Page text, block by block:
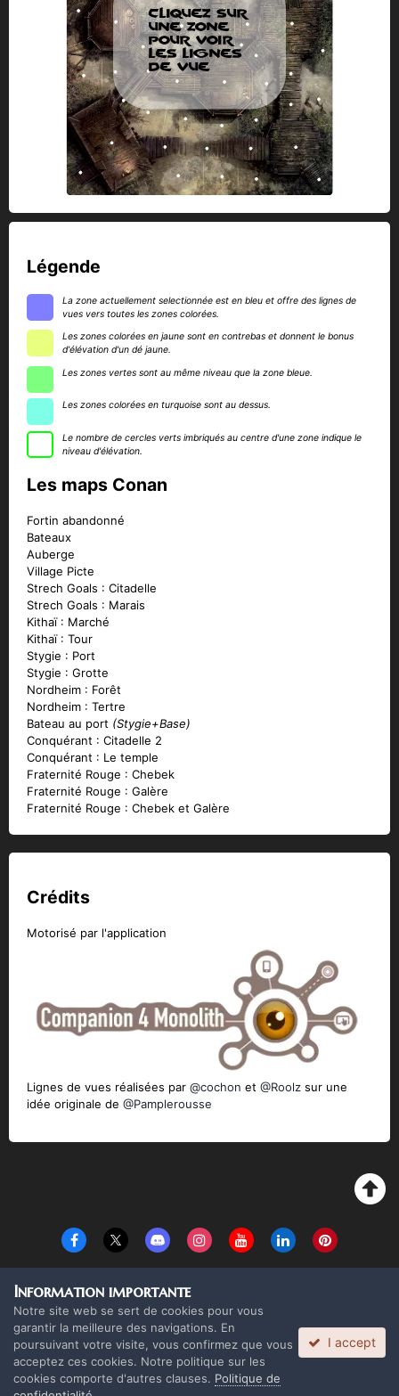
Légende
La zone actuellement selectionnée est en bleu et offre des lignes de
vues vers toutes les zones colorées.
Les zones colorées en jaune sont en contrebas et donnent le bonus
d'élévation d'un dé jaune.
Les zones vertes sont au même niveau que la zone bleue.
Les zones colorées en turquoise sont au dessus.
Le nombre de cercles verts imbriqués au centre d'une zone indique le
niveau d'élévation.
Les maps Conan
Fortin abandonné
Bateaux
Auberge
Village Picte
Strech Goals : Citadelle
Strech Goals : Marais
Kithaï : Marché
Kithaï : Tour
Stygie : Port
Stygie : Grotte
Nordheim : Forêt
Nordheim : Tertre
Bateau au port (Stygie+Base)
Conquérant : Citadelle 2
Conquérant : Le temple
Fraternité Rouge : Chebek
Fraternité Rouge : Galère
Fraternité Rouge : Chebek et Galère
Crédits
Motorisé par l'application
Lignes de vues réalisées par @cochon et @Roolz sur une
idée originale de @Pamplerousse
Copyright Monolith Board Games & The overlord 2016 ©
Powered by Invision Community
Information importante
Notre site web se sert de cookies pour vous
garantir la meilleure des navigations. En
poursuivant votre visite, vous confirmez que vous
acceptez ces cookies. Notre politique sur les
cookies comporte d'autres clauses. Politique de
I accept